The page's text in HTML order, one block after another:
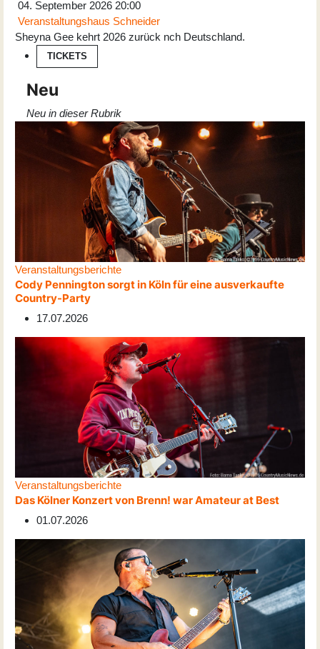
04. September 2026 20:00
Veranstaltungshaus Schneider
Sheyna Gee kehrt 2026 zurück nch Deutschland.
TICKETS
Neu
Neu in dieser Rubrik
Veranstaltungsberichte
Cody Pennington sorgt in Köln für eine ausverkaufte
Country-Party
17.07.2026
Veranstaltungsberichte
Das Kölner Konzert von Brenn! war Amateur at Best
01.07.2026